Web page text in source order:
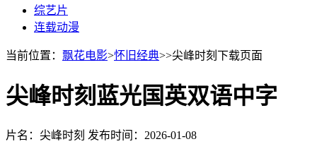
综艺片
连载动漫
当前位置： 飘花电影>怀旧经典>>尖峰时刻下载页面
尖峰时刻蓝光国英双语中字
片名：尖峰时刻 发布时间：2026-01-08